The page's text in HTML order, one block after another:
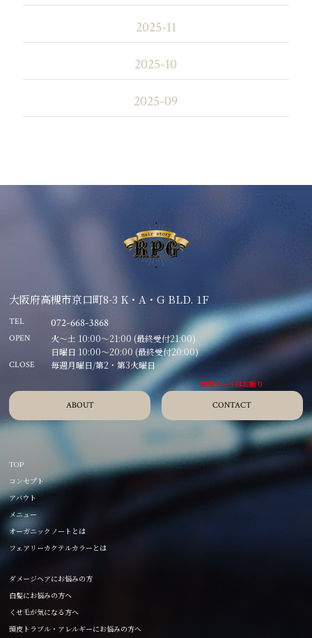
2025-11
2025-10
2025-09
大阪府高槻市京口町8-3 K・A・G BLD. 1F
TEL 072-668-3868
OPEN
火～土 10:00～21:00 (最終受付21:00)
日曜日 10:00～20:00 (最終受付20:00)
CLOSE 毎週月曜日/第2・第3火曜日
ABOUT CONTACT
TOP
コンセプト
アバウト
メニュー
オーガニックノートとは
フェアリーカクテルカラーとは
ダメージヘアにお悩みの方
白髪にお悩みの方へ
くせ毛が気になる方へ
頭皮トラブル・アレルギーにお悩みの方へ